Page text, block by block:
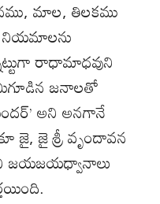
మాల, తిలకము
నియమాలను
రాధామాధవుని
జనాలతో
అని అనగానే
జై, జై శ్రీ వృందావన
జయజయధ్వానాలు